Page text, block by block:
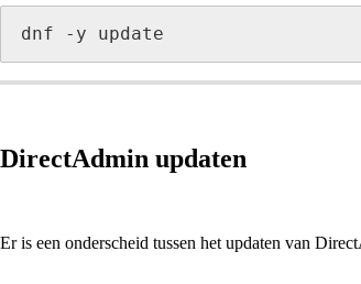
dnf -y update
DirectAdmin updaten
Er is een onderscheid tussen het updaten van